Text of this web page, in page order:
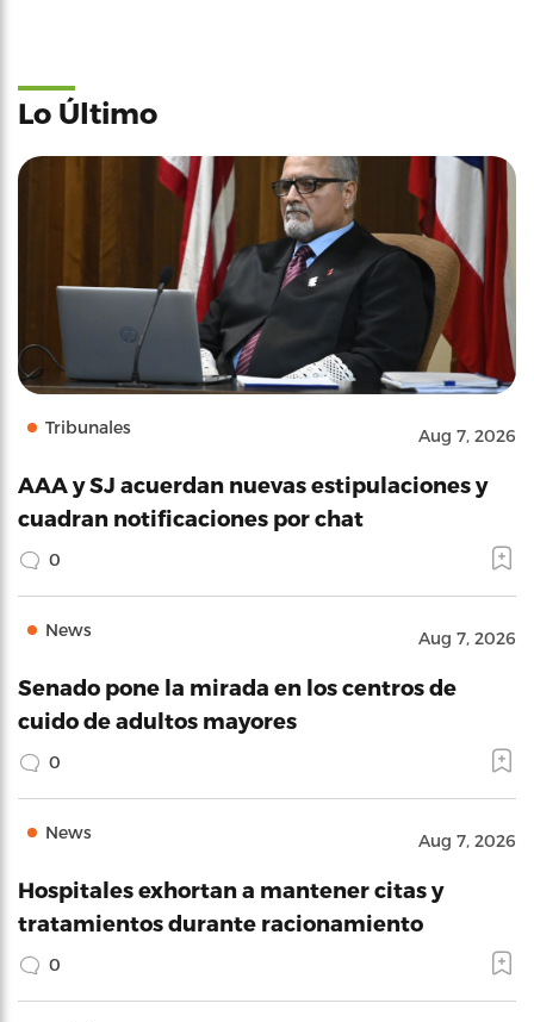
Lo Último
Tribunales Aug 7, 2026
AAA y SJ acuerdan nuevas estipulaciones y
cuadran notificaciones por chat
0
News Aug 7, 2026
Senado pone la mirada en los centros de
cuido de adultos mayores
0
News Aug 7, 2026
Hospitales exhortan a mantener citas y
tratamientos durante racionamiento
0